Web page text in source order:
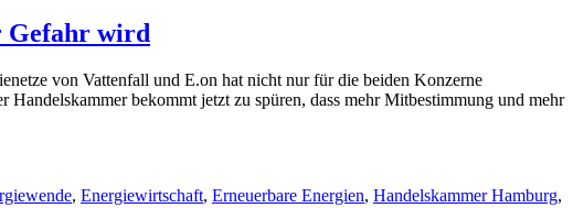
Gefahr wird
von Vattenfall und E.on hat nicht nur für die beiden Konzerne
bekommt jetzt zu spüren, dass mehr Mitbestimmung und mehr
, Energiewirtschaft, Erneuerbare Energien, Handelskammer Hamburg,